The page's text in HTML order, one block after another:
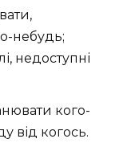
небудь;
недоступні
кого-
від когось.